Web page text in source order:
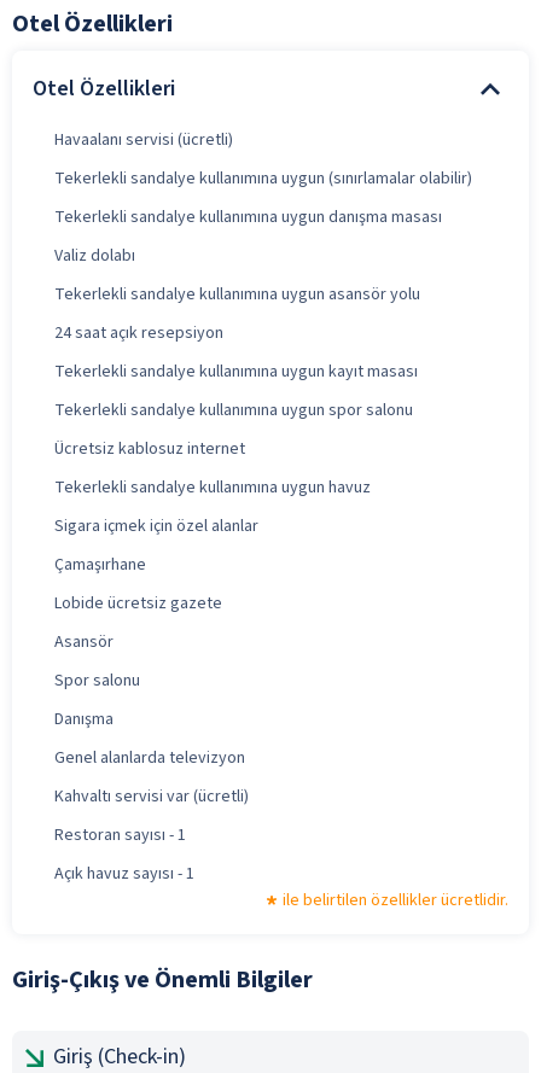
Otel Özellikleri
Otel Özellikleri
Havaalanı servisi (ücretli)
Tekerlekli sandalye kullanımına uygun (sınırlamalar olabilir)
Tekerlekli sandalye kullanımına uygun danışma masası
Valiz dolabı
Tekerlekli sandalye kullanımına uygun asansör yolu
24 saat açık resepsiyon
Tekerlekli sandalye kullanımına uygun kayıt masası
Tekerlekli sandalye kullanımına uygun spor salonu
Ücretsiz kablosuz internet
Tekerlekli sandalye kullanımına uygun havuz
Sigara içmek için özel alanlar
Çamaşırhane
Lobide ücretsiz gazete
Asansör
Spor salonu
Danışma
Genel alanlarda televizyon
Kahvaltı servisi var (ücretli)
Restoran sayısı - 1
Açık havuz sayısı - 1
ile belirtilen özellikler ücretlidir.
Giriş-Çıkış ve Önemli Bilgiler
Giriş (Check-in)